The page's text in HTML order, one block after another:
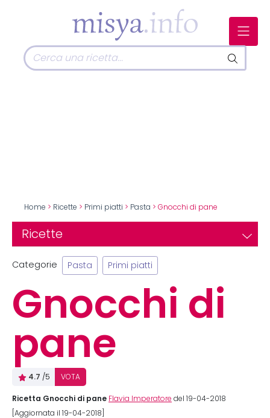
Home > Ricette > Primi piatti > Pasta > Gnocchi di pane
Ricette
Categorie Pasta Primi piatti
Gnocchi di
pane
4.7 /5 VOTA
Ricetta Gnocchi di pane Flavia Imperatore del 19-04-2018
[Aggiornata il 19-04-2018]